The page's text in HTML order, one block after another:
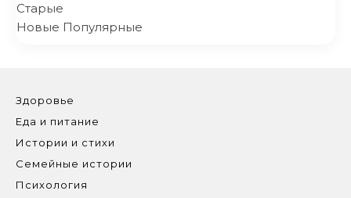
Старые
Новые Популярные
Здоровье
Еда и питание
Истории и стихи
Семейные истории
Психология